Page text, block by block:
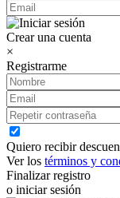
Crear una cuenta
×
Registrarme
Quiero recibir
Ver los términos y
Finalizar registro
o iniciar sesión